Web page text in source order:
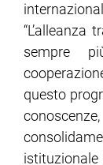
“L’alleanza
sempre
questo